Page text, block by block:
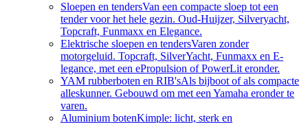
Sloepen en tendersVan een compacte sloep tot een
tender voor het hele gezin. Oud-Huijzer, Silveryacht,
Topcraft, Funmaxx en Elegance.
Elektrische sloepen en tendersVaren zonder
motorgeluid. Topcraft, SilverYacht, Funmaxx en E-
legance, met een ePropulsion of PowerLit eronder.
YAM rubberboten en RIB'sAls bijboot of als compacte
alleskunner. Gebouwd om met een Yamaha eronder te
varen.
Aluminium botenKimple: licht, sterk en